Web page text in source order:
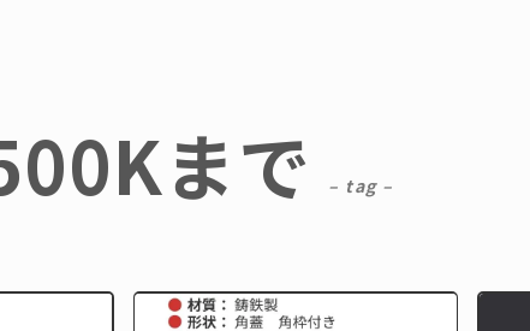
（お急ぎの方はお電話からのご注
ご利用案内
お見積り依頼
まで – tag –